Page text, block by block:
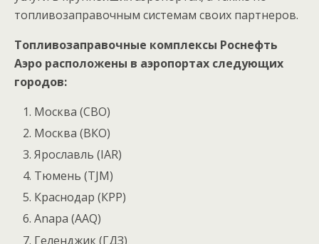
топливозаправочным системам своих партнеров.
Топливозаправочные комплексы Роснефть
Аэро расположены в аэропортах следующих
городов:
Москва (СВО)
Москва (ВКО)
Ярославль (IAR)
Тюмень (TJM)
Краснодар (КРР)
Anapa (AAQ)
Геленджик (ГДЗ)